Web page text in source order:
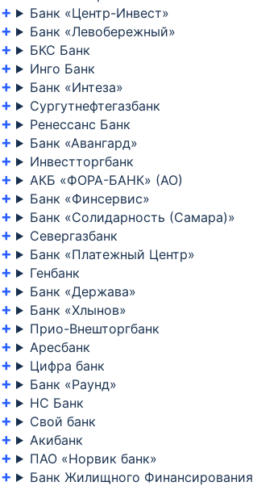
Банк «Центр-Инвест»
Банк «Левобережный»
БКС Банк
Инго Банк
Банк «Интеза»
Сургутнефтегазбанк
Ренессанс Банк
Банк «Авангард»
Инвестторгбанк
АКБ «ФОРА-БАНК» (АО)
Банк «Финсервис»
Банк «Солидарность (Самара)»
Севергазбанк
Банк «Платежный Центр»
Генбанк
Банк «Держава»
Банк «Хлынов»
Прио-Внешторгбанк
Аресбанк
Цифра банк
Банк «Раунд»
НС Банк
Свой банк
Акибанк
ПАО «Норвик банк»
Банк Жилищного Финансирования